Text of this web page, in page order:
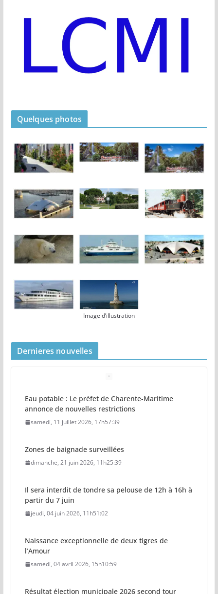
Quelques photos
Image d’illustration
Dernieres nouvelles
Eau potable : Le préfet de Charente-Maritime
annonce de nouvelles restrictions
samedi, 11 juillet 2026, 17h57:39
Zones de baignade surveillées
dimanche, 21 juin 2026, 11h25:39
Il sera interdit de tondre sa pelouse de 12h à 16h à
partir du 7 juin
jeudi, 04 juin 2026, 11h51:02
Naissance exceptionnelle de deux tigres de
l’Amour
samedi, 04 avril 2026, 15h10:59
Résultat élection municipale 2026 second tour